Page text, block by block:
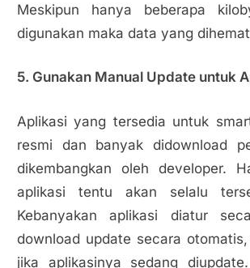
Meskipun hanya beberapa
digunakan maka data yang
5. Gunakan Manual Update untuk
Aplikasi yang tersedia untuk
resmi dan banyak didownload
dikembangkan oleh developer.
aplikasi tentu akan selalu
Kebanyakan aplikasi diatur
download update secara
jika aplikasinya sedang